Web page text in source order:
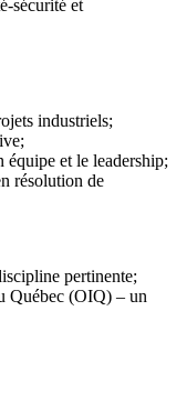
sécurité et
industriels;
équipe et le leadership;
résolution de
pertinente;
Québec (OIQ) – un